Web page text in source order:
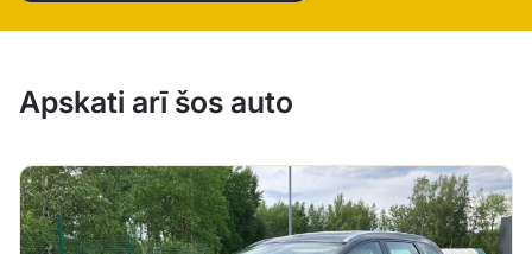
Apskati arī šos auto